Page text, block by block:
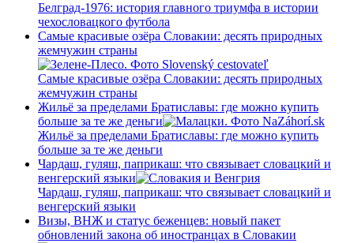
Белград-1976: история главного триумфа в истории
чехословацкого футбола
Самые красивые озёра Словакии: десять природных
жемчужин страны
Самые красивые озёра Словакии: десять природных
жемчужин страны
Жильё за пределами Братиславы: где можно купить
больше за те же деньги
Жильё за пределами Братиславы: где можно купить
больше за те же деньги
Чардаш, гуляш, паприкаш: что связывает словацкий и
венгерский языки
Чардаш, гуляш, паприкаш: что связывает словацкий и
венгерский языки
Визы, ВНЖ и статус беженцев: новый пакет
обновлений закона об иностранцах в Словакии